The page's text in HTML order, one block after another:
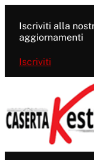
contenuto
Iscriviti alla
aggiornamenti
Iscriviti